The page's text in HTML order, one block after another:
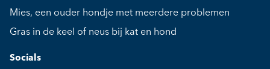
Mies, een ouder hondje met meerdere problemen
Gras in de keel of neus bij kat en hond
Socials